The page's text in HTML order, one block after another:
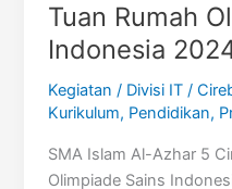
Tuan Rumah
Indonesia
Kegiatan / Divisi IT/
Kurikulum, Pendidikan,
SMA Islam Al-Azhar 5
Olimpiade Sains